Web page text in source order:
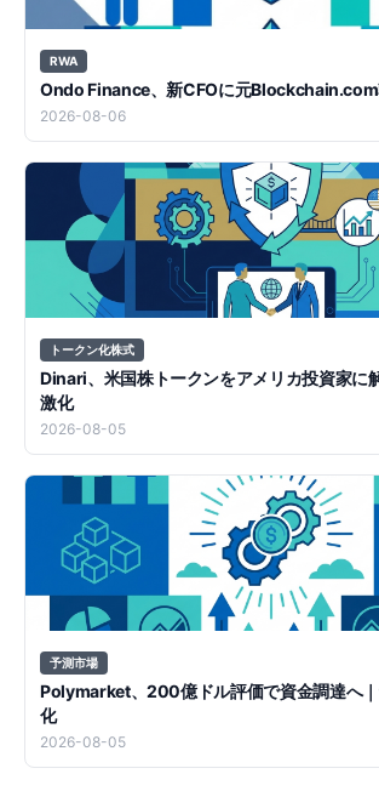
RWA
Ondo Finance、新CFOに元
2026-08-06
トークン化株式
Dinari、米国株トークンをアメリカ投資家に
激化
2026-08-05
予測市場
Polymarket、200億ドル評価で資金調達へ
化
2026-08-05